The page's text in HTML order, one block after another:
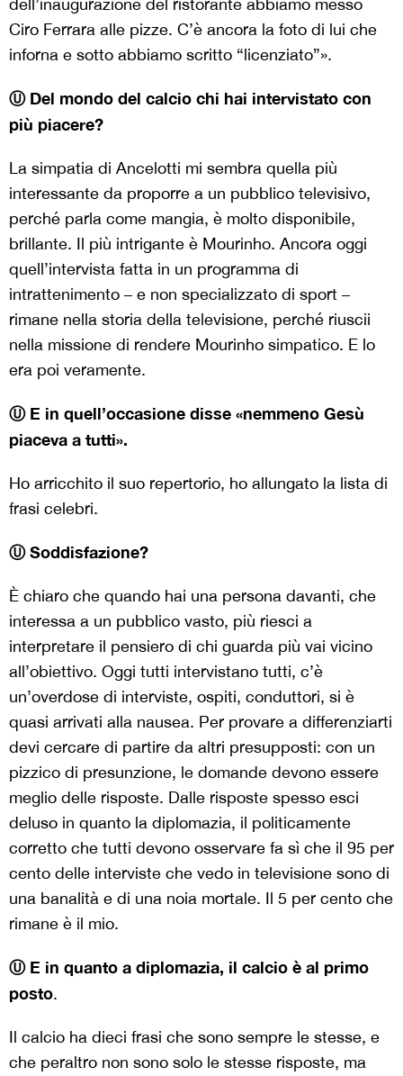
dell’inaugurazione del ristorante abbiamo messo
Ciro Ferrara alle pizze. C’è ancora la foto di lui che
inforna e sotto abbiamo scritto “licenziato”».
Ⓤ Del mondo del calcio chi hai intervistato con
più piacere?
La simpatia di Ancelotti mi sembra quella più
interessante da proporre a un pubblico televisivo,
perché parla come mangia, è molto disponibile,
brillante. Il più intrigante è Mourinho. Ancora oggi
quell’intervista fatta in un programma di
intrattenimento – e non specializzato di sport –
rimane nella storia della televisione, perché riuscii
nella missione di rendere Mourinho simpatico. E lo
era poi veramente.
Ⓤ E in quell’occasione disse «nemmeno Gesù
piaceva a tutti».
Ho arricchito il suo repertorio, ho allungato la lista di
frasi celebri.
Ⓤ Soddisfazione?
È chiaro che quando hai una persona davanti, che
interessa a un pubblico vasto, più riesci a
interpretare il pensiero di chi guarda più vai vicino
all’obiettivo. Oggi tutti intervistano tutti, c’è
un’overdose di interviste, ospiti, conduttori, si è
quasi arrivati alla nausea. Per provare a differenziarti
devi cercare di partire da altri presupposti: con un
pizzico di presunzione, le domande devono essere
meglio delle risposte. Dalle risposte spesso esci
deluso in quanto la diplomazia, il politicamente
corretto che tutti devono osservare fa sì che il 95 per
cento delle interviste che vedo in televisione sono di
una banalità e di una noia mortale. Il 5 per cento che
rimane è il mio.
Ⓤ E in quanto a diplomazia, il calcio è al primo
posto.
Il calcio ha dieci frasi che sono sempre le stesse, e
che peraltro non sono solo le stesse risposte, ma